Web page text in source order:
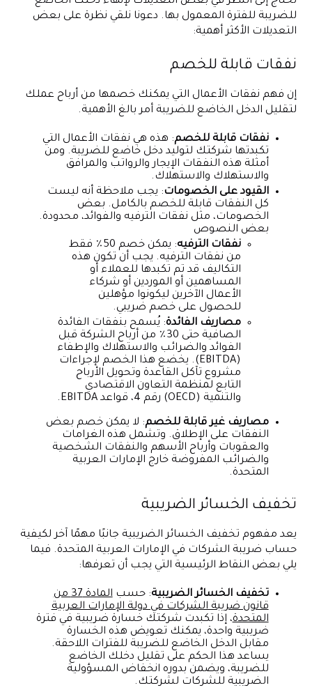
للضريبة للفترة المعمول بها. دعونا نلقي نظرة على بعض
التعديلات الأكثر أهمية:
نفقات قابلة للخصم
إن فهم نفقات الأعمال التي يمكنك خصمها من أرباح عملك
لتقليل الدخل الخاضع للضريبة أمر بالغ الأهمية.
نفقات قابلة للخصم: هذه هي نفقات الأعمال التي
تكبدتها شركتك لتوليد دخل خاضع للضريبة. ومن
أمثلة هذه النفقات الإيجار والرواتب والمرافق
والاستهلاك والاستهلاك.
القيود على الخصومات: يجب ملاحظة أنه ليست
كل النفقات قابلة للخصم بالكامل. بعض
الخصومات، مثل نفقات الترفيه والفوائد، محدودة.
بعض النصوص
نفقات الترفيه
: يمكن خصم 50٪ فقط
من نفقات الترفيه. يجب أن تكون هذه
التكاليف قد تم تكبدها للعملاء أو
المساهمين أو الموردين أو شركاء
الأعمال الآخرين ليكونوا مؤهلين
للحصول على خصم ضريبي.
مصاريف الفائدة: يُسمح بنفقات الفائدة
الصافية حتى 30٪ من أرباح الشركة قبل
الفوائد والضرائب والاستهلاك والإطفاء
(EBITDA). يخضع هذا الخصم لإجراءات
مشروع تآكل القاعدة وتحويل الأرباح
التابع لمنظمة التعاون الاقتصادي
والتنمية (OECD) رقم 4، قواعد EBITDA.
مصاريف غير قابلة للخصم: لا يمكن خصم بعض
النفقات على الإطلاق. وتشمل هذه الغرامات
والعقوبات وأرباح الأسهم والنفقات الشخصية
والضرائب المفروضة خارج الإمارات العربية
المتحدة.
تخفيف الخسائر الضريبية
يعد مفهوم تخفيف الخسائر الضريبية جانبًا مهمًا آخر لكيفية
حساب ضريبة الشركات في الإمارات العربية المتحدة. فيما
يلي بعض النقاط الرئيسية التي يجب أن تعرفها:
تخفيف الخسائر الضريبية: حسب
المادة 37 من
قانون ضريبة الشركات في دولة الإمارات العربية
المتحدة، إذا تكبدت شركتك خسارة ضريبية في فترة
ضريبية واحدة، يمكنك تعويض هذه الخسارة
مقابل الدخل الخاضع للضريبة للفترات اللاحقة.
يساعد هذا الحكم على تقليل دخلك الخاضع
للضريبة، ويضمن بدوره انخفاض المسؤولية
الضريبية للشركات لشركتك.